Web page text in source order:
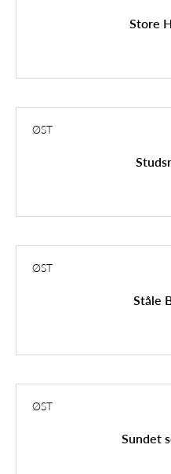
Store
ØST
ØST
Ståle
ØST
Sundet